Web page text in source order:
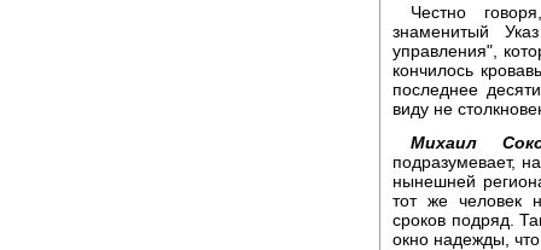
Честно
знаменитый
управления",
кончилось
последнее
виду не
Михаил
подразумевает,
нынешней
тот же человек
сроков подряд.
окно надежды,